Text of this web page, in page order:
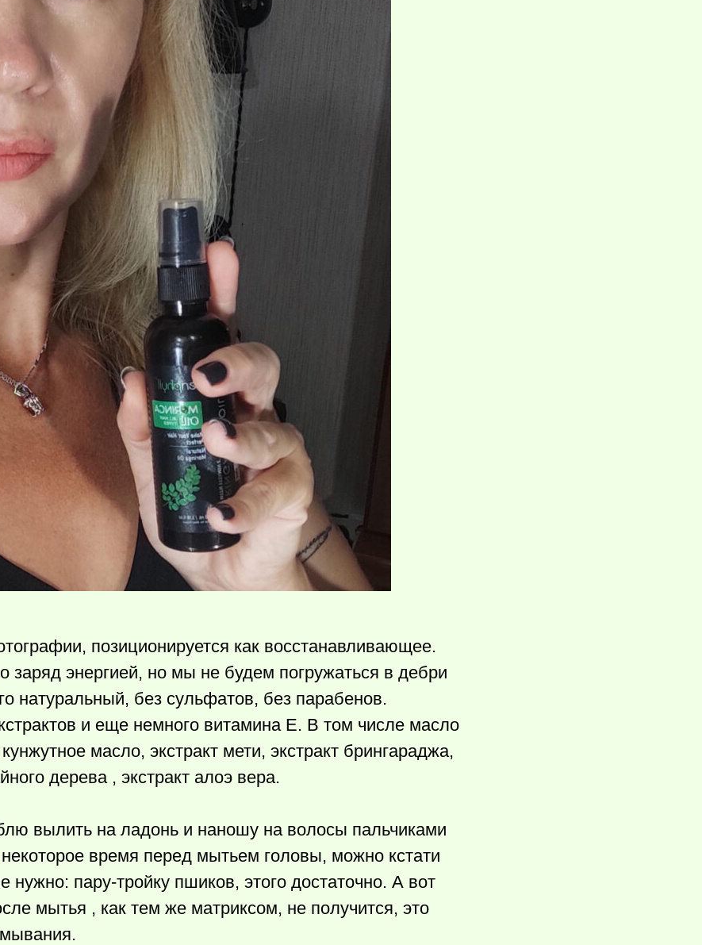
позиционируется как восстанавливающее.
заряд энергией, но мы не будем погружаться в дебри
натуральный, без сульфатов, без парабенов.
и еще немного витамина Е. В том числе масло
масло, экстракт мети, экстракт брингараджа,
дерева , экстракт алоэ вера.
вылить на ладонь и наношу на волосы пальчиками
время перед мытьем головы, можно кстати
пару-тройку пшиков, этого достаточно. А вот
мытья , как тем же матриксом, не получится, это